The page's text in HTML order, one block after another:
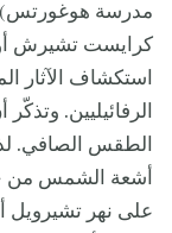
مدرسة هوغورتس).
كرايست تشيرش
استكشاف الآثار
الرفائيليين.
الطقس الصافي.
أشعة الشمس من
على نهر تشيرويل